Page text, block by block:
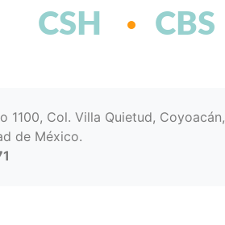
CSH CBS
1100, Col. Villa Quietud, Coyoacán,
de México.